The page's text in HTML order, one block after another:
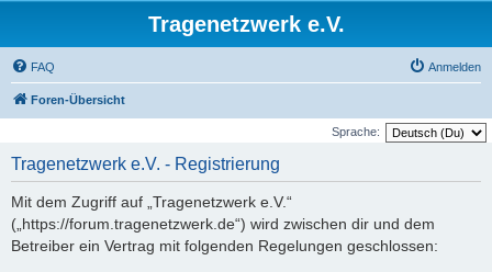
Tragenetzwerk e.V.
FAQ Anmelden
Foren-Übersicht
Sprache:
Tragenetzwerk e.V. - Registrierung
Mit dem Zugriff auf „Tragenetzwerk e.V.“
(„https://forum.tragenetzwerk.de“) wird zwischen dir und dem
Betreiber ein Vertrag mit folgenden Regelungen geschlossen: